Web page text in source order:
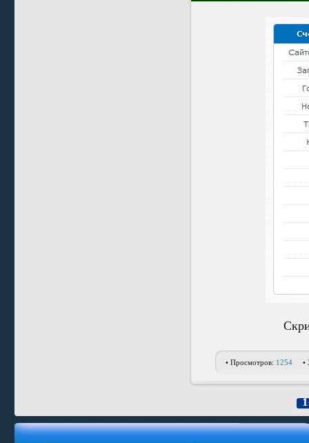
• Просмотров: 1254 •